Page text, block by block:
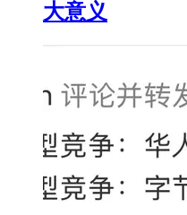
大意义